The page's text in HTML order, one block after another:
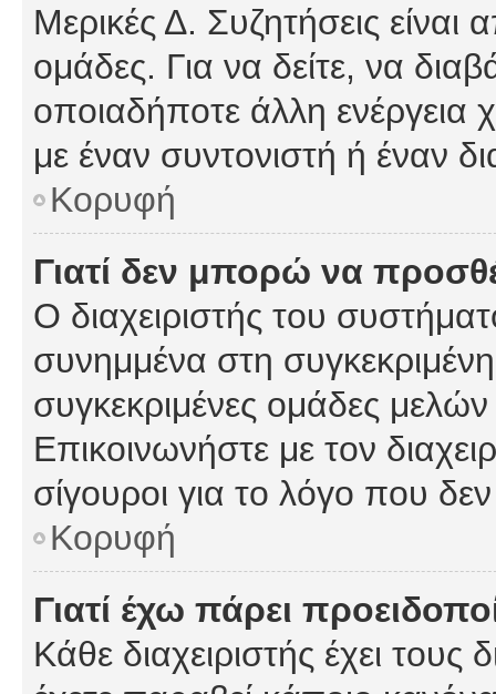
Μερικές Δ. Συζητήσεις είναι
ομάδες. Για να δείτε, να
οποιαδήποτε άλλη ενέργεια
με έναν συντονιστή ή έναν
Κορυφή
Γιατί δεν μπορώ να
Ο διαχειριστής του
συνημμένα στη
συγκεκριμένες ομάδες
Επικοινωνήστε με τον
σίγουροι για το λόγο που
Κορυφή
Γιατί έχω πάρει
Κάθε διαχειριστής έχει